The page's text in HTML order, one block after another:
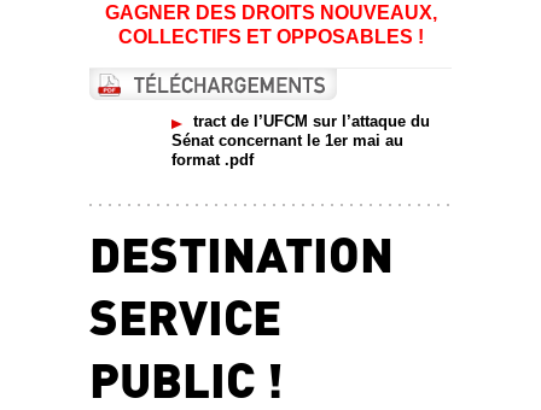
GAGNER DES DROITS NOUVEAUX,
COLLECTIFS ET OPPOSABLES !
tract de l’UFCM sur l’attaque du
Sénat concernant le 1er mai au
format .pdf
DESTINATION
SERVICE
PUBLIC !